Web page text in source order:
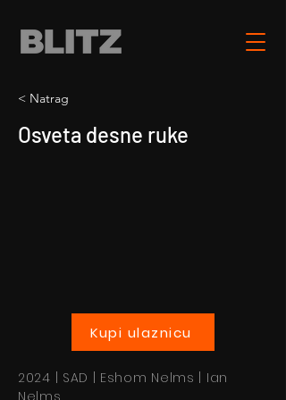
< Natrag
Osveta desne ruke
Kupi ulaznicu
2024 | SAD | Eshom Nelms | Ian
Nelms